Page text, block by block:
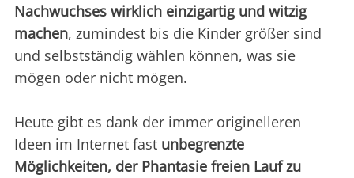
Nachwuchses wirklich einzigartig und witzig
machen, zumindest bis die Kinder größer sind
und selbstständig wählen können, was sie
mögen oder nicht mögen.
Heute gibt es dank der immer originelleren
Ideen im Internet fast unbegrenzte
Möglichkeiten, der Phantasie freien Lauf zu